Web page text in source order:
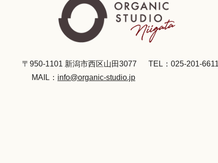
〒950-1101 新潟市西区山田3077
TEL：025-201-
MAIL： info@organic-studio.jp